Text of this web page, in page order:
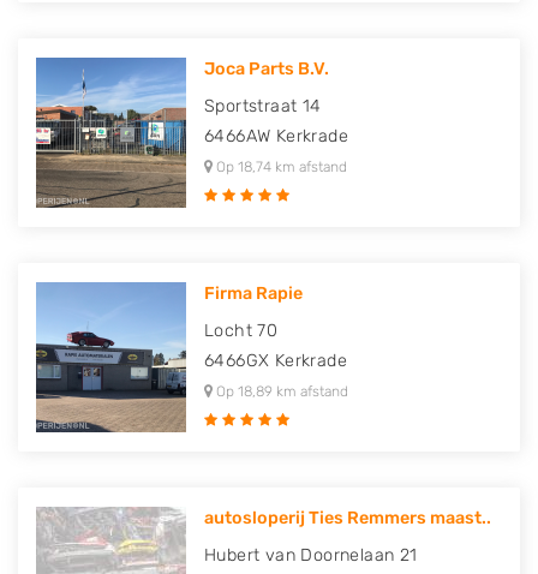
Joca Parts B.V.
Sportstraat 14
6466AW Kerkrade
Op 18,74 km afstand
Firma Rapie
Locht 70
6466GX Kerkrade
Op 18,89 km afstand
autosloperij Ties Remmers maast..
Hubert van Doornelaan 21